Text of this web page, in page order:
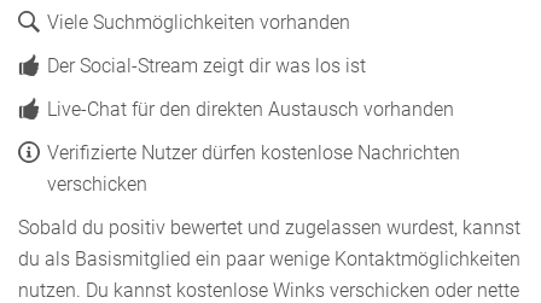
Viele Suchmöglichkeiten vorhanden
Der Social-Stream zeigt dir was los ist
Live-Chat für den direkten Austausch vorhanden
Verifizierte Nutzer dürfen kostenlose Nachrichten
verschicken
Sobald du positiv bewertet und zugelassen wurdest, kannst
du als Basismitglied ein paar wenige Kontaktmöglichkeiten
nutzen. Du kannst kostenlose Winks verschicken oder nette